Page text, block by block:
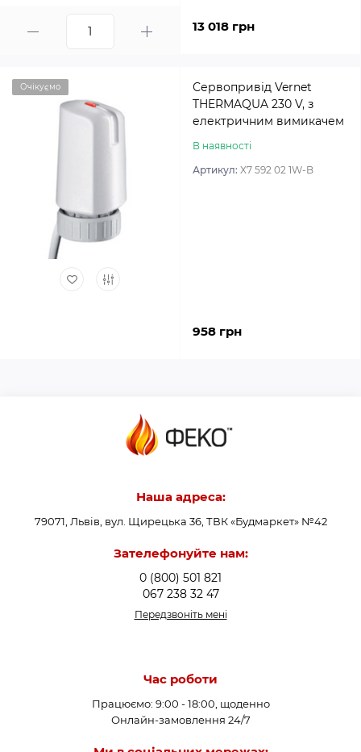
13 018 грн
Очікуємо
Сервопривід Vernet
THERMAQUA 230 V, з
електричним вимикачем
В наявності
Артикул: X7 592 02 1W-B
958 грн
Наша адреса:
79071, Львів, вул. Щирецька 36, ТВК «Будмаркет» №42
Зателефонуйте нам:
0 (800) 501 821
067 238 32 47
Передзвоніть мені
Час роботи
Працюємо: 9:00 - 18:00, щоденно
Онлайн-замовлення 24/7